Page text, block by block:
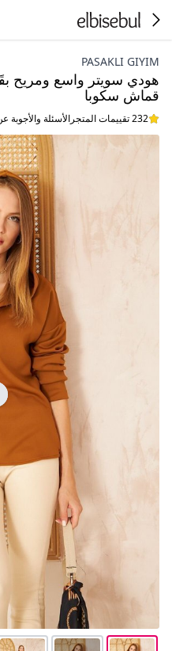
PASAKLI GIYIM
هودي سويتر واسع ومريح
قماش سكوبا
232 تقييمات المتجر الأسئلة والأجوبة